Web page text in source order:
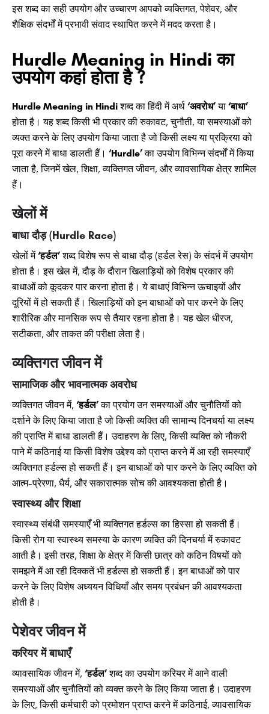
इस शब्द का सही उपयोग और उच्चारण आपको व्यक्तिगत, पेशेवर, और
शैक्षिक संदर्भों में प्रभावी संवाद स्थापित करने में मदद करता है।
Hurdle Meaning in Hindi का
उपयोग कहां होता है ?
Hurdle Meaning in Hindiशब्द का हिंदी में अर्थ ‘अवरोध’या ‘बाधा’
होता है। यह शब्द किसी भी प्रकार की रुकावट, चुनौती, या समस्याओं को
व्यक्त करने के लिए उपयोग किया जाता है जो किसी लक्ष्य या प्रक्रिया को
पूरा करने में बाधा डालती हैं। ‘Hurdle’का उपयोग विभिन्न संदर्भों में किया
जाता है, जिनमें खेल, शिक्षा, व्यक्तिगत जीवन, और व्यावसायिक क्षेत्र शामिल
हैं।
खेलों में
बाधा दौड़ (Hurdle Race)
खेलों में‘हर्डल’शब्द विशेष रूप से बाधा दौड़ (हर्डल रेस) के संदर्भ में उपयोग
होता है। इस खेल में, दौड़ के दौरान खिलाड़ियों को विशेष प्रकार की
बाधाओं को कूदकर पार करना होता है। ये बाधाएं विभिन्न ऊचाइयों और
दूरियों में हो सकती हैं। खिलाड़ियों को इन बाधाओं को पार करने के लिए
शारीरिक और मानसिक रूप से तैयार रहना होता है। यह खेल धीरज,
सटीकता, और ताकत की परीक्षा लेता है।
व्यक्तिगत जीवन में
सामाजिक और भावनात्मक अवरोध
व्यक्तिगत जीवन में, ‘हर्डल’का प्रयोग उन समस्याओं और चुनौतियों को
दर्शाने के लिए किया जाता है जो किसी व्यक्ति की सामान्य दिनचर्या या लक्ष्य
की प्राप्ति में बाधा डालती हैं। उदाहरण के लिए, किसी व्यक्ति को नौकरी
पाने में कठिनाई या किसी विशेष उद्देश्य को प्राप्त करने में आ रही समस्याएँ
व्यक्तिगत हर्डल्स हो सकती हैं। इन बाधाओं को पार करने के लिए व्यक्ति को
आत्म-प्रेरणा, धैर्य, और सकारात्मक सोच की आवश्यकता होती है।
स्वास्थ्य और शिक्षा
स्वास्थ्य संबंधी समस्याएँ भी व्यक्तिगत हर्डल्स का हिस्सा हो सकती हैं।
किसी रोग या स्वास्थ्य समस्या के कारण व्यक्ति की दिनचर्या में रुकावट
आती है। इसी तरह, शिक्षा के क्षेत्र में किसी छात्र को कठिन विषयों को
समझने में आ रही दिक्कतें भी हर्डल्स हो सकती हैं। इन बाधाओं को पार
करने के लिए विशेष अध्ययन विधियाँ और समय प्रबंधन की आवश्यकता
होती है।
पेशेवर जीवन में
करियर में बाधाएँ
व्यावसायिक जीवन में, ‘हर्डल’शब्द का उपयोग करियर में आने वाली
समस्याओं और चुनौतियों को व्यक्त करने के लिए किया जाता है। उदाहरण
के लिए, किसी कर्मचारी को प्रमोशन प्राप्त करने में कठिनाई, व्यावसायिक